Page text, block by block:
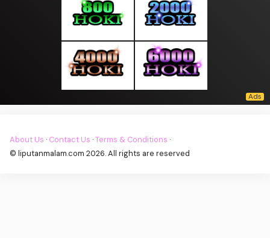
About Us · Contact Us ·Terms & Conditions ·
© liputanmalam.com 2026. All rights are reserved